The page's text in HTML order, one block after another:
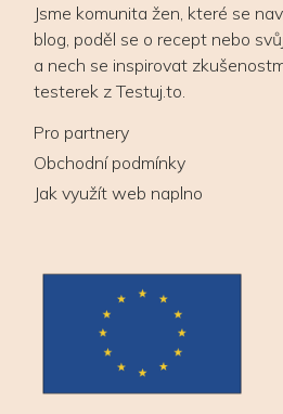
Jsme komunita žen, které se
blog, poděl se o recept nebo
a nech se inspirovat
testerek z Testuj.to.
Pro partnery
Obchodní podmínky
Jak využít web naplno